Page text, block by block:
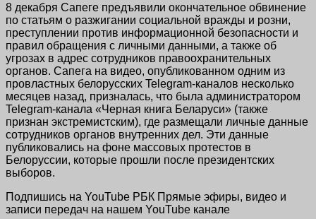
8 декабря Сапеге предъявили окончательное обвинение
по статьям о разжигании социальной вражды и розни,
преступлении против информационной безопасности и
правил обращения с личными данными, а также об
угрозах в адрес сотрудников правоохранительных
органов. Сапега на видео, опубликованном одним из
провластных белорусских Telegram-каналов несколько
месяцев назад, призналась, что была администратором
Telegram-канала «Черная книга Беларуси» (также
признан экстремистским), где размещали личные данные
сотрудников органов внутренних дел. Эти данные
публиковались на фоне массовых протестов в
Белоруссии, которые прошли после президентских
выборов.
Подпишись на YouTube РБК Прямые эфиры, видео и
записи передач на нашем YouTube канале